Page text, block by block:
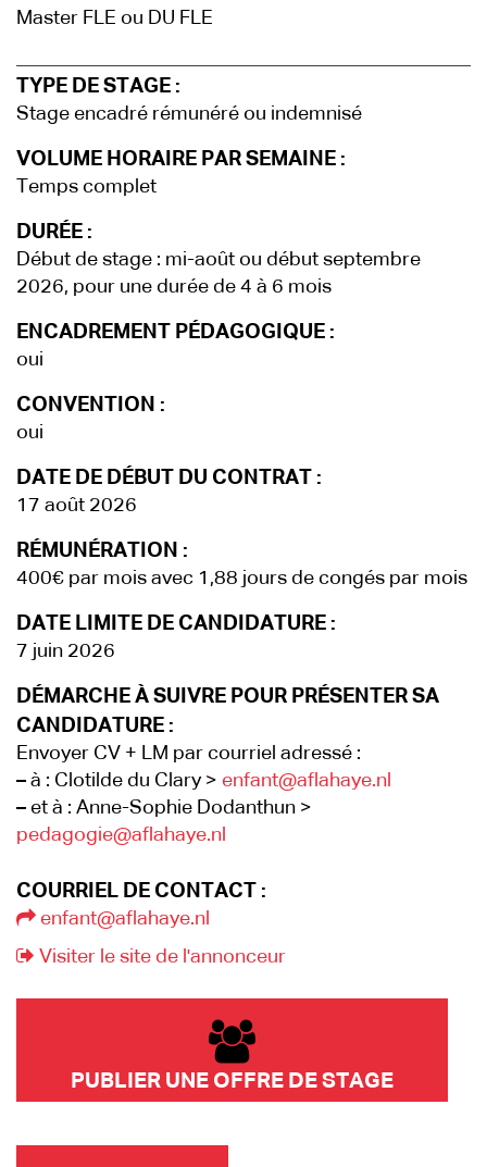
Master FLE ou DU FLE
TYPE DE STAGE :
Stage encadré rémunéré ou indemnisé
VOLUME HORAIRE PAR SEMAINE :
Temps complet
DURÉE :
Début de stage : mi-août ou début septembre
2026, pour une durée de 4 à 6 mois
ENCADREMENT PÉDAGOGIQUE :
oui
CONVENTION :
oui
DATE DE DÉBUT DU CONTRAT :
17 août 2026
RÉMUNÉRATION :
400€ par mois avec 1,88 jours de congés par mois
DATE LIMITE DE CANDIDATURE :
7 juin 2026
DÉMARCHE À SUIVRE POUR PRÉSENTER SA
CANDIDATURE :
Envoyer CV + LM par courriel adressé :
– à : Clotilde du Clary > enfant@aflahaye.nl
– et à : Anne-Sophie Dodanthun >
pedagogie@aflahaye.nl
COURRIEL DE CONTACT :
enfant@aflahaye.nl
Visiter le site de l'annonceur
PUBLIER UNE OFFRE DE STAGE